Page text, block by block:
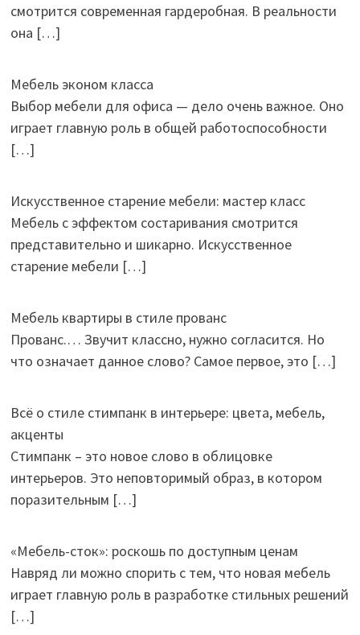
смотрится современная гардеробная. В реальности
она […]
Мебель эконом класса
Выбор мебели для офиса — дело очень важное. Оно
играет главную роль в общей работоспособности
[…]
Искусственное старение мебели: мастер класс
Мебель с эффектом состаривания смотрится
представительно и шикарно. Искусственное
старение мебели […]
Мебель квартиры в стиле прованс
Прованс.… Звучит классно, нужно согласится. Но
что означает данное слово? Самое первое, это […]
Всё о стиле стимпанк в интерьере: цвета, мебель,
акценты
Стимпанк – это новое слово в облицовке
интерьеров. Это неповторимый образ, в котором
поразительным […]
«Мебель-сток»: роскошь по доступным ценам
Навряд ли можно спорить с тем, что новая мебель
играет главную роль в разработке стильных решений
[…]